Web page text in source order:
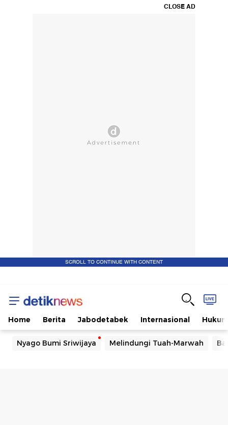
CLOSE AD
SCROLL TO CONTINUE WITH CONTENT
Home Berita Jabodetabek Internasional Hukum
Nyago Bumi Sriwijaya Melindungi Tuah-Marwah